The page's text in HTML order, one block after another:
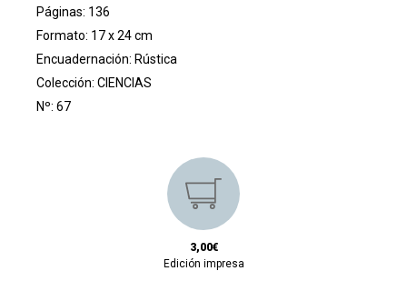
Páginas: 136
Formato: 17 x 24 cm
Encuadernación: Rústica
Colección: CIENCIAS
Nº: 67
3,00€
Edición impresa